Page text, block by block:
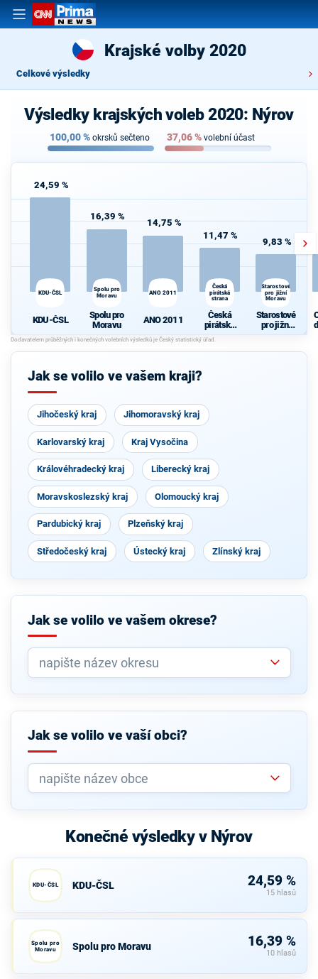
Krajské volby 2020
Celkové výsledky
Výsledky krajských voleb 2020: Nýrov
100,00% okrsků sečteno 37,06% volební účast
24,59 %
KDU-ČSL
KDU-ČSL
16,39 %
Spolu pro
Moravu
Spolu pro
Moravu
14,75 %
ANO 2011
ANO 2011
11,47 %
Česká
pirátská
strana
Česká
pirátská
strana
9,83 %
Starostové
pro jižní
Moravu
Starostové
pro jižní
Moravu
Jak se volilo ve vašem kraji?
Jihočeský kraj Jihomoravský kraj
Karlovarský kraj Kraj Vysočina
Královéhradecký kraj Liberecký kraj
Moravskoslezský kraj Olomoucký kraj
Pardubický kraj Plzeňský kraj
Středočeský kraj Ústecký kraj Zlínský kraj
Jak se volilo ve vašem okrese?
Jak se volilo ve vaší obci?
Konečné výsledky v Nýrov
KDU-ČSL KDU-ČSL 24,59 %
15 hlasů
Spolu pro
Moravu
Spolu pro Moravu 16,39 %
10 hlasů